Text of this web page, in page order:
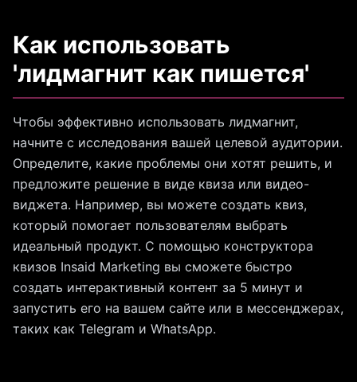
Как использовать
'лидмагнит как пишется'
Чтобы эффективно использовать лидмагнит,
начните с исследования вашей целевой аудитории.
Определите, какие проблемы они хотят решить, и
предложите решение в виде квиза или видео-
виджета. Например, вы можете создать квиз,
который помогает пользователям выбрать
идеальный продукт. С помощью конструктора
квизов Insaid Marketing вы сможете быстро
создать интерактивный контент за 5 минут и
запустить его на вашем сайте или в мессенджерах,
таких как Telegram и WhatsApp.